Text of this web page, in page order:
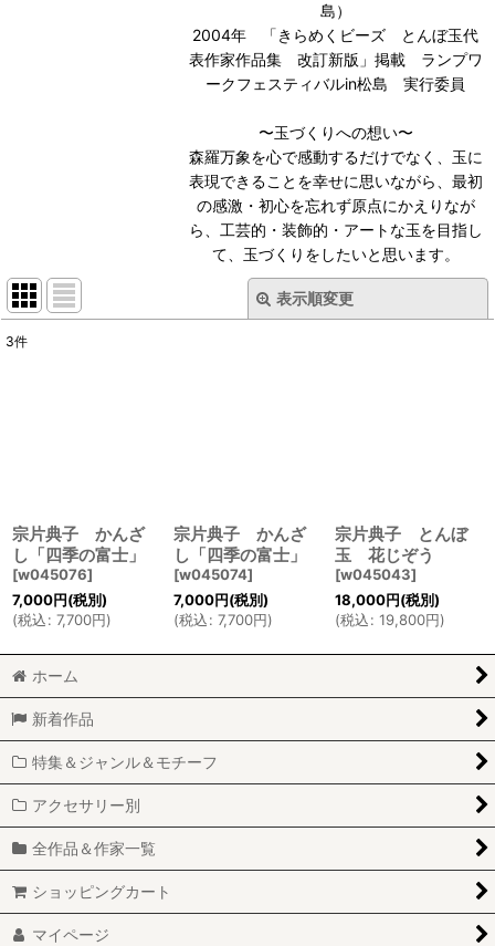
島）
2004年 「きらめくビーズ とんぼ玉代
表作家作品集 改訂新版」掲載 ランプワ
ークフェスティバルin松島 実行委員
〜玉づくりへの想い〜
森羅万象を心で感動するだけでなく、玉に
表現できることを幸せに思いながら、最初
の感激・初心を忘れず原点にかえりなが
ら、工芸的・装飾的・アートな玉を目指し
て、玉づくりをしたいと思います。
表示順変更
3件
宗片典子 かんざ
し「四季の富士」
[w045076]
7,000円(税別)
(税込: 7,700円)
宗片典子 かんざ
し「四季の富士」
[w045074]
7,000円(税別)
(税込: 7,700円)
宗片典子 とんぼ
玉 花じぞう
[w045043]
18,000円(税別)
(税込: 19,800円)
ホーム
新着作品
特集＆ジャンル＆モチーフ
アクセサリー別
全作品＆作家一覧
ショッピングカート
マイページ